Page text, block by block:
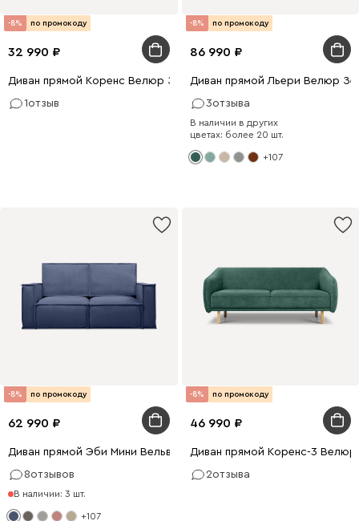
-8% по промокоду
32 990
Диван прямой Коренс Велюр Зелёный
1отзыв
-8% по промокоду
86 990
Диван прямой Льери Велюр
3отзыва
В наличии в других
цветах: более 20 шт.
+107
-8% по промокоду
62 990
Диван прямой Эби Мини Вельвет Синий
8отзывов
В наличии: 3 шт.
+107
-8% по промокоду
46 990
Диван прямой Коренс-3 Велюр
2отзыва